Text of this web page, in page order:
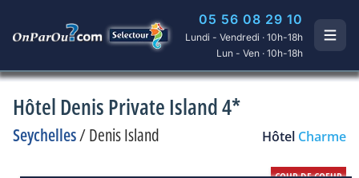
05 56 08 29 10
Lundi - Vendredi · 10h-18h
Lun - Ven · 10h-18h
Hôtel Denis Private Island 4*
Seychelles/Denis Island Hôtel Charme